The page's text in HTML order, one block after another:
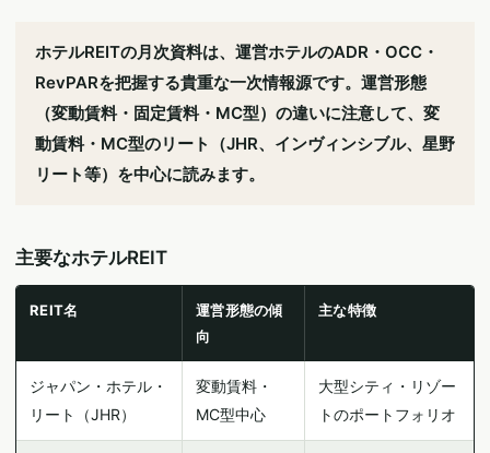
ホテルREITの月次資料は、運営ホテルのADR・OCC・
RevPARを把握する貴重な一次情報源です。運営形態
（変動賃料・固定賃料・MC型）の違いに注意して、変
動賃料・MC型のリート（JHR、インヴィンシブル、星野
リート等）を中心に読みます。
主要なホテルREIT
REIT名
運営形態の傾
向
主な特徴
ジャパン・ホテル・
リート（JHR）
変動賃料・
MC型中心
大型シティ・リゾー
トのポートフォリオ